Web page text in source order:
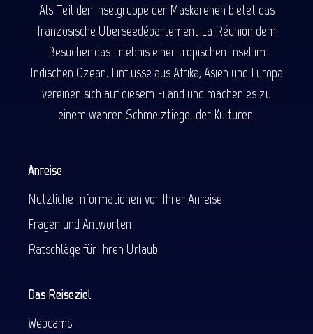
Als Teil der Inselgruppe der Maskarenen bietet das
französische Überseedépartement La Réunion dem
Besucher das Erlebnis einer tropischen Insel im
Indischen Ozean. Einflüsse aus Afrika, Asien und Europa
vereinen sich auf diesem Eiland und machen es zu
einem wahren Schmelztiegel der Kulturen.
Anreise
Nützliche Informationen vor Ihrer Anreise
Fragen und Antworten
Ratschläge für Ihren Urlaub
Das Reiseziel
Webcams